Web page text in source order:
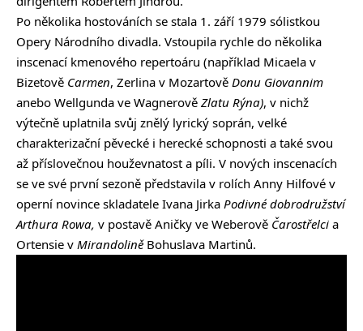
Po několika hostováních se stala 1. září 1979 sólistkou
Opery Národního divadla. Vstoupila rychle do několika
inscenací kmenového repertoáru (například Micaela v
Bizetově Carmen, Zerlina v Mozartově Donu Giovannim
anebo Wellgunda ve Wagnerově Zlatu Rýna), v nichž
výtečně uplatnila svůj znělý lyrický soprán, velké
charakterizační pěvecké i herecké schopnosti a také svou
až příslovečnou houževnatost a píli. V nových inscenacích
se ve své první sezoně představila v rolích Anny Hilfové v
operní novince skladatele Ivana Jirka Podivné dobrodružství
Arthura Rowa, v postavě Aničky ve Weberově Čarostřelci a
Ortensie v MirandoliněBohuslava Martinů.